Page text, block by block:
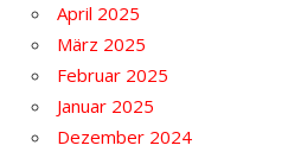
April 2025
März 2025
Februar 2025
Januar 2025
Dezember 2024